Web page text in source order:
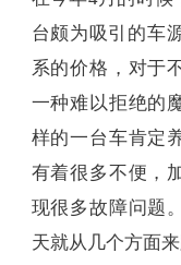
台颇为吸引的车
系的价格，对于
一种难以拒绝的
样的一台车肯定
有着很多不便，
现很多故障问题
天就从几个方面来